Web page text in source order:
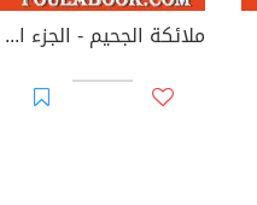
ملائكة الجحيم - الجزء الأول - سلسلة رجل المستحيل